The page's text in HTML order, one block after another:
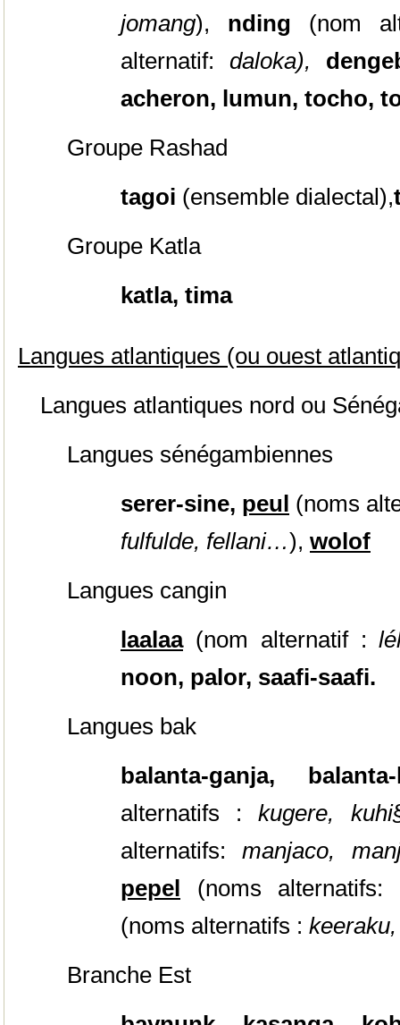
jomang), nding (nom
alternatif: daloka),
acheron, lumun, tocho,
Groupe Rashad
tagoi (ensemble dialectal),
Groupe Katla
katla, tima
Langues atlantiques (ou ouest
Langues atlantiques nord ou
Langues sénégambiennes
serer-sine, peul (noms
fulfulde, fellani…), wolof
Langues cangin
laalaa (nom alternatif :
noon, palor, saafi-saafi.
Langues bak
balanta-ganja,
alternatifs :kugere,
alternatifs:manjaco,
pepel
(noms alternatifs:
(noms alternatifs :
Branche Est